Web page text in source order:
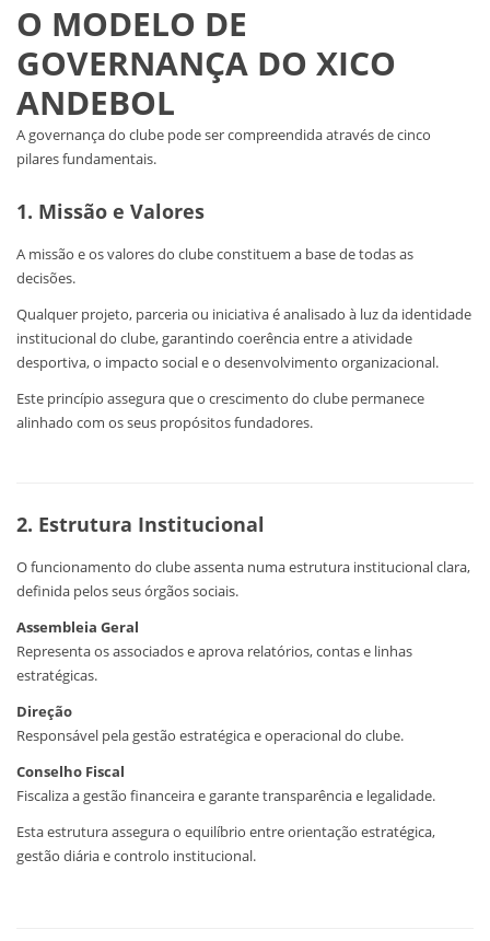
O MODELO DE
GOVERNANÇA DO XICO
ANDEBOL
A governança do clube pode ser compreendida através de cinco
pilares fundamentais.
1. Missão e Valores
A missão e os valores do clube constituem a base de todas as
decisões.
Qualquer projeto, parceria ou iniciativa é analisado à luz da identidade
institucional do clube, garantindo coerência entre a atividade
desportiva, o impacto social e o desenvolvimento organizacional.
Este princípio assegura que o crescimento do clube permanece
alinhado com os seus propósitos fundadores.
2. Estrutura Institucional
O funcionamento do clube assenta numa estrutura institucional clara,
definida pelos seus órgãos sociais.
Assembleia Geral
Representa os associados e aprova relatórios, contas e linhas
estratégicas.
Direção
Responsável pela gestão estratégica e operacional do clube.
Conselho Fiscal
Fiscaliza a gestão financeira e garante transparência e legalidade.
Esta estrutura assegura o equilíbrio entre orientação estratégica,
gestão diária e controlo institucional.